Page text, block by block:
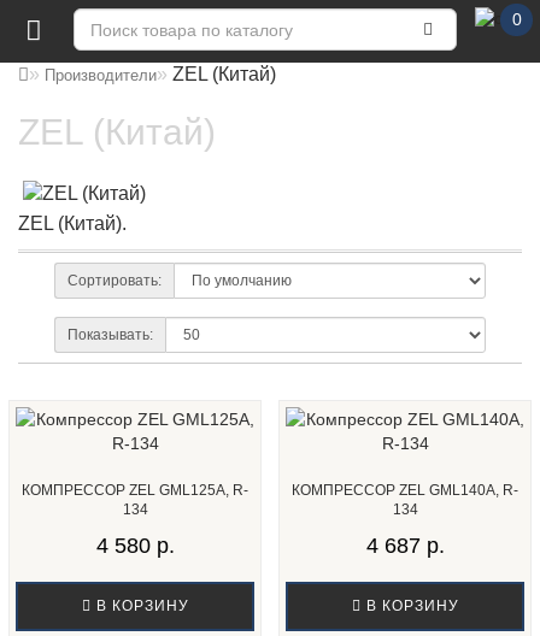
0
Производители ZEL (Китай)
ZEL (Китай)
ZEL (Китай).
Сортировать:
Показывать:
КОМПРЕССОР ZEL GML125A, R-
134
4 580 р.
В КОРЗИНУ
КОМПРЕССОР ZEL GML140A, R-
134
4 687 р.
В КОРЗИНУ